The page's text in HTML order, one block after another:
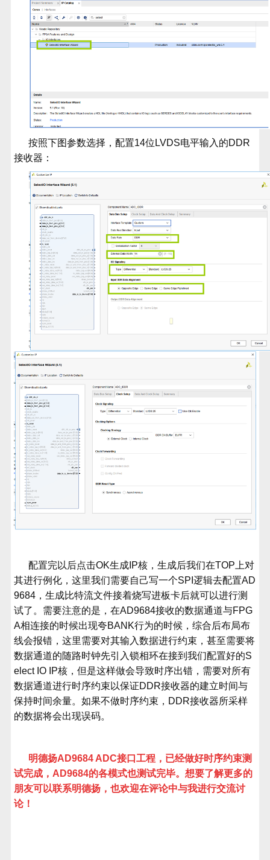
按照下图参数选择，配置14位 LVDS电平输入的DDR
接收器：
配置完以后点击OK生成 IP核，生成后我们在TOP 上对
其进行例化，这里我们需要自己写一个SPI逻辑去配置AD
9684 ，生成比特流文件接着烧写进板卡后就可以进行测
试了。需要注意的是，在AD9684接收的数据通道与FPG
A相连接的时候出现夸BANK行为的时候，综合后布局布
线会报错，这里需要对其输入数据进行约束，甚至需要将
数据通道的随路时钟先引入锁相环在接到我们配置好的S
elect IO IP核，但是这样做会导致时序出错，需要对所有
数据通道进行时序约束以保证DDR接收器的建立时间与
保持时间余量。如果不做时序约束， DDR接收器所采样
的数据将会出现误码。
明德扬AD9684 ADC接口工程，已经做好时序约束测
试完成， AD9684的各模式也测试完毕。想要了解更多的
朋友可以联系明德扬，也欢迎在评论中与我进行交流讨
论！